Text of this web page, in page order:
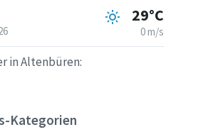
29°C
0 m/s
in Altenbüren:
Kategorien